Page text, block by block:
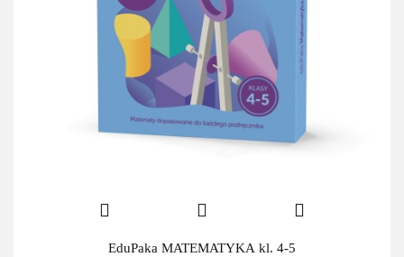
EduPaka MATEMATYKA kl. 4-5